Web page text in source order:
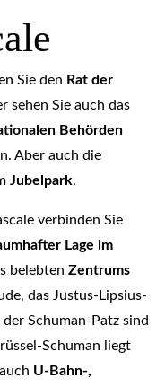
Sie den Rat der
sehen Sie auch das
Behörden
Aber auch die
Jubelpark.
verbinden Sie
Lage im
belebten Zentrums
das Justus-Lipsius-
Schuman-Patz sind
Schuman liegt
U-Bahn-,